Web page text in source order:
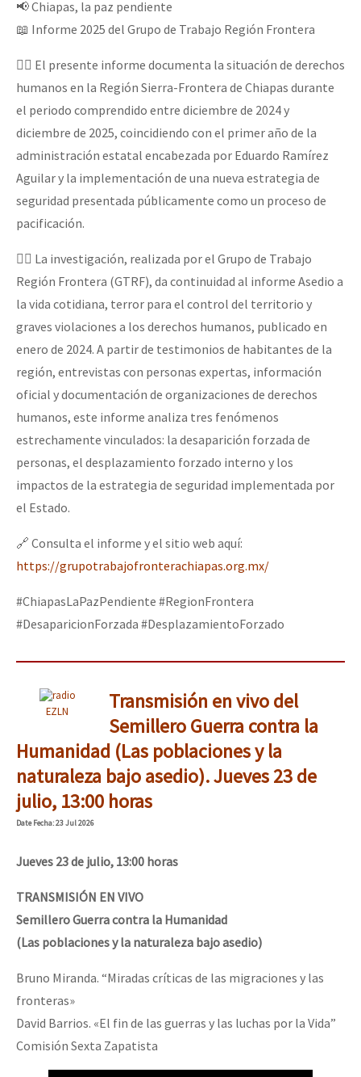
Mundo
La Sexta
AutonomÍa y Resistencia
Megaproyectos
Migración
Presos
Mujeres
Niñxs
ETIQUETAS
MULTIMEDIA
Audio
Fotorreportaje
Video
Otras secciones
Semillero Guerra contra la Humanidad. (Las poblaciones y
Medios Libres
Eventos
Dia 1: Encontro “Guerra contra a Humanidade”
[CDMX – 20 julio] Jornadas globales por la libertad de Jesús
“Sonhando a Terra do Bem Virá” se publica no Estado Espanhol
Se o México sabe, que o mundo saiba! Nossas lutas pela
📢 Chiapas, la paz pendiente
📖 Informe 2025 del Grupo de Trabajo Región Frontera
👉🏽 El presente informe documenta la situación de derechos
humanos en la Región Sierra-Frontera de Chiapas durante
el periodo comprendido entre diciembre de 2024 y
diciembre de 2025, coincidiendo con el primer año de la
administración estatal encabezada por Eduardo Ramírez
Aguilar y la implementación de una nueva estrategia de
seguridad presentada públicamente como un proceso de
pacificación.
👉🏽 La investigación, realizada por el Grupo de Trabajo
Región Frontera (GTRF), da continuidad al informe Asedio a
la vida cotidiana, terror para el control del territorio y
graves violaciones a los derechos humanos, publicado en
enero de 2024. A partir de testimonios de habitantes de la
región, entrevistas con personas expertas, información
oficial y documentación de organizaciones de derechos
humanos, este informe analiza tres fenómenos
estrechamente vinculados: la desaparición forzada de
personas, el desplazamiento forzado interno y los
impactos de la estrategia de seguridad implementada por
el Estado.
🔗 Consulta el informe y el sitio web aquí:
https://grupotrabajofronterachiapas.org.mx/
#ChiapasLaPazPendiente #RegionFrontera
#DesaparicionForzada #DesplazamientoForzado
EZLN
Transmisión en vivo del
Semillero Guerra contra la
Humanidad (Las poblaciones y la
naturaleza bajo asedio). Jueves 23 de
julio, 13:00 horas
DateFecha: 23 Jul 2026
Jueves 23 de julio, 13:00 horas
TRANSMISIÓN EN VIVO
Semillero Guerra contra la Humanidad
(Las poblaciones y la naturaleza bajo asedio)
Bruno Miranda. “Miradas críticas de las migraciones y las
fronteras»
David Barrios. «El fin de las guerras y las luchas por la Vida”
Comisión Sexta Zapatista